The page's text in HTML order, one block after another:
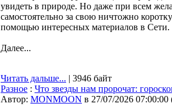
увидеть в природе. Но даже при всем
самостоятельно за свою ничтожно
помощью интересных материалов в Сети.
Далее...
Читать дальше... | 3946 байт
Разное : Что звезды нам пророчат:
Автор: MONMOON в 27/07/2026 07:00:00